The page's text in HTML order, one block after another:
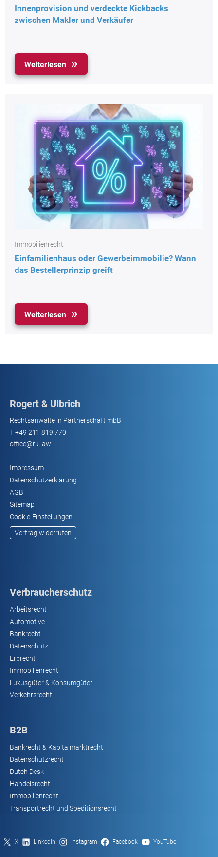
Innenprovision und verdeckte Kickbacks
zwischen Makler und Verkäufer
Weiterlesen
Immobilienrecht
Einfamilienhaus oder Gewerbeimmobilie? Wann
das Bestellerprinzip greift
Weiterlesen
Rogert & Ulbrich
Rechtsanwälte in Partnerschaft mbB
T+49 211 819 770
office@ru.law
Impressum
Datenschutzerklärung
AGB
Sitemap
Cookie-Einstellungen
Vertrag widerrufen
Verbraucherschutz
Arbeitsrecht
Automotive
Bankrecht
Datenschutz
Erbrecht
Immobilienrecht
Luxusgüter & Konsumgüter
Verkehrsrecht
B2B
Bankrecht & Kapitalmarktrecht
Datenschutzrecht
Dutch Desk
Handelsrecht
Immobilienrecht
Transportrecht und Speditionsrecht
X LinkedIn Instagram Facebook YouTube